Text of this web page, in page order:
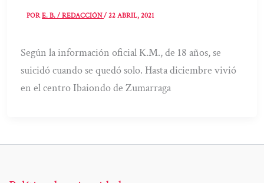
PORE. B. / REDACCIÓN/22 ABRIL, 2021
Según la información oficial K.M., de 18 años, se
suicidó cuando se quedó solo. Hasta diciembre vivió
en el centro Ibaiondo de Zumarraga